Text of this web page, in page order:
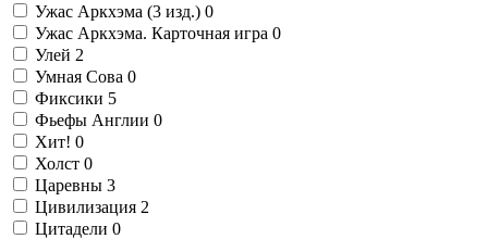
Ужас Аркхэма (3 изд.) 0
Ужас Аркхэма. Карточная игра 0
Улей 2
Умная Сова 0
Фиксики 5
Фьефы Англии 0
Хит! 0
Холст 0
Царевны 3
Цивилизация 2
Цитадели 0